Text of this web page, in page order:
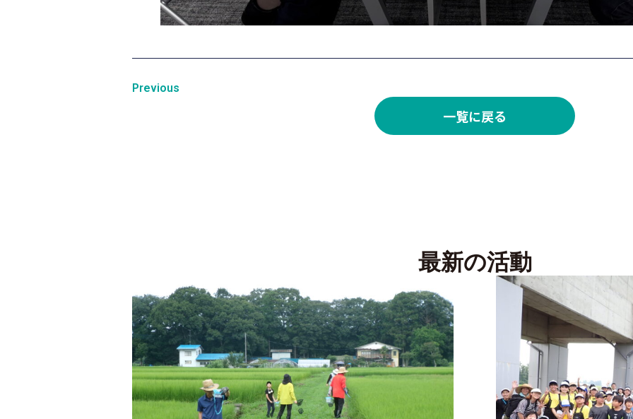
Previous
一覧に戻る
最新の活動